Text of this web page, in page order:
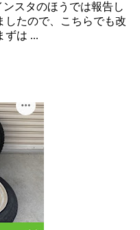
スタのほうでは報告し
したので、こちらでも改
ずは ...